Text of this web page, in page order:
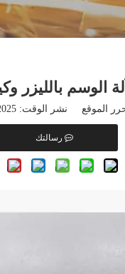
الوسم بالليزر
نشر الوقت: 2025-10-13 المنشأ:
رسالتك